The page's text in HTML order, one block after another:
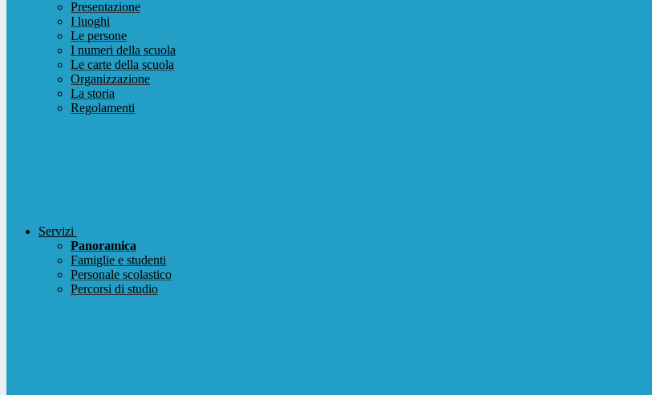
Presentazione
I luoghi
Le persone
I numeri della scuola
Le carte della scuola
Organizzazione
La storia
Regolamenti
Servizi
Panoramica
Famiglie e studenti
Personale scolastico
Percorsi di studio